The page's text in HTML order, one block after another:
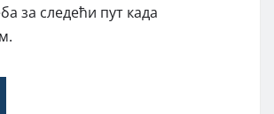
за следећи пут када